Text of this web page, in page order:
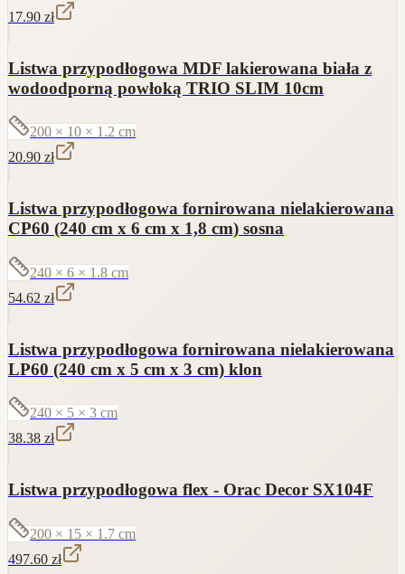
17.90 zł
Listwa przypodłogowa MDF lakierowana biała z
wodoodporną powłoką TRIO SLIM 10cm
200 × 10 × 1.2 cm
20.90 zł
Listwa przypodłogowa fornirowana nielakierowana
CP60 (240 cm x 6 cm x 1,8 cm) sosna
240 × 6 × 1.8 cm
54.62 zł
Listwa przypodłogowa fornirowana nielakierowana
LP60 (240 cm x 5 cm x 3 cm) klon
240 × 5 × 3 cm
38.38 zł
Listwa przypodłogowa flex - Orac Decor SX104F
200 × 15 × 1.7 cm
497.60 zł